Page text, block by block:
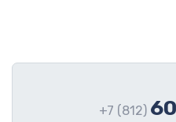
+7 (812)